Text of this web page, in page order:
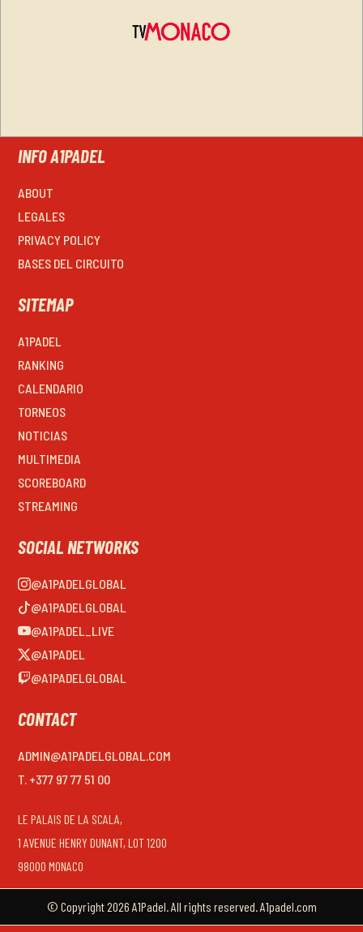
INFO A1PADEL
ABOUT
LEGALES
PRIVACY POLICY
BASES DEL CIRCUITO
SITEMAP
A1PADEL
RANKING
CALENDARIO
TORNEOS
NOTICIAS
MULTIMEDIA
SCOREBOARD
STREAMING
SOCIAL NETWORKS
@A1PADELGLOBAL
@A1PADELGLOBAL
@A1PADEL_LIVE
@A1PADEL
@A1PADELGLOBAL
CONTACT
ADMIN@A1PADELGLOBAL.COM
T. +377 97 77 51 00
LE PALAIS DE LA SCALA,
1 AVENUE HENRY DUNANT, LOT 1200
98000 MONACO
© Copyright 2026 A1Padel. All rights reserved. A1padel.com